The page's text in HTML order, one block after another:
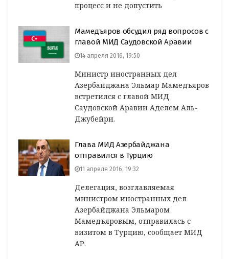
процесс и не допустить
Мамедъяров обсудил ряд вопросов с
главой МИД Саудовской Аравии
14 апреля 2016, 19:50
Министр иностранных дел
Азербайджана Эльмар Мамедъяров
встретился с главой МИД
Саудовской Аравии Аделем Аль-
Джубейри.
Глава МИД Азербайджана
отправился в Турцию
11 апреля 2016, 19:32
Делегация, возглавляемая
министром иностранных дел
Азербайджана Эльмаром
Мамедъяровым, отправилась с
визитом в Турцию, сообщает МИД
АР.